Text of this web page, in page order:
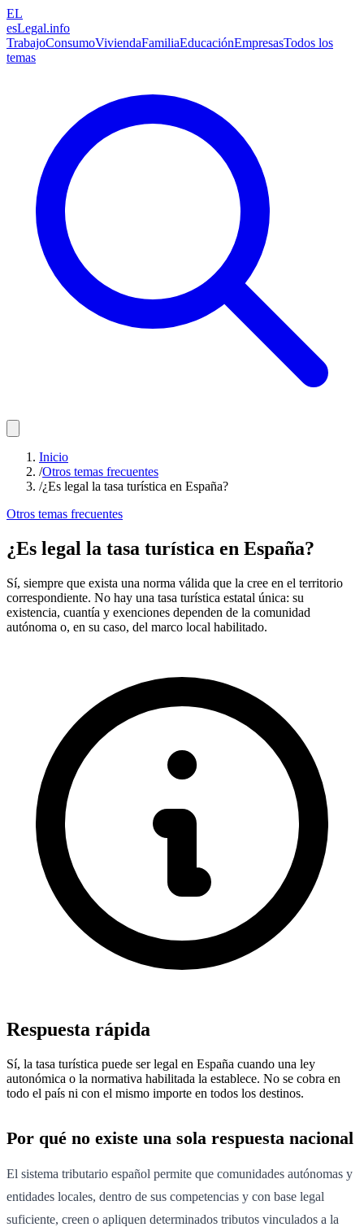
EL
esLegal.info
TrabajoConsumoViviendaFamiliaEducaciónEmpresasTodos los
temas
Inicio
/Otros temas frecuentes
/¿Es legal la tasa turística en España?
Otros temas frecuentes
¿Es legal la tasa turística en España?
Sí, siempre que exista una norma válida que la cree en el territorio
correspondiente. No hay una tasa turística estatal única: su
existencia, cuantía y exenciones dependen de la comunidad
autónoma o, en su caso, del marco local habilitado.
Respuesta rápida
Sí, la tasa turística puede ser legal en España cuando una ley
autonómica o la normativa habilitada la establece. No se cobra en
todo el país ni con el mismo importe en todos los destinos.
Por qué no existe una sola respuesta nacional
El sistema tributario español permite que comunidades autónomas y
entidades locales, dentro de sus competencias y con base legal
suficiente, creen o apliquen determinados tributos vinculados a la